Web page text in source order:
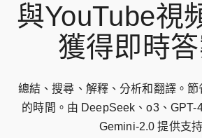
與YouTube視
獲得即時答
總結、搜尋、解釋、分析和翻譯。節
的時間。由 DeepSeek、o3、GPT-
Gemini-2.0 提供支持